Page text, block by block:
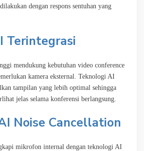
dengan respons sentuhan yang
Terintegrasi
mendukung kebutuhan video conference
kamera eksternal. Teknologi AI
tampilan yang lebih optimal sehingga
jelas selama konferensi berlangsung.
Noise Cancellation
mikrofon internal dengan teknologi AI